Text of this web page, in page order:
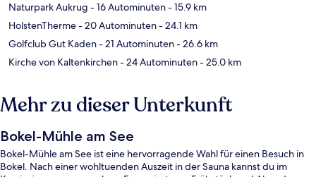
Naturpark Aukrug - 16 Autominuten- 15.9 km
HolstenTherme- 20 Autominuten- 24.1 km
Golfclub Gut Kaden- 21 Autominuten- 26.6 km
Kirche von Kaltenkirchen- 24 Autominuten- 25.0 km
Mehr zu dieser Unterkunft
Bokel-Mühle am See
Bokel-Mühle am See ist eine hervorragende Wahl für einen Besuch in
Bokel. Nach einer wohltuenden Auszeit in der Sauna kannst du im